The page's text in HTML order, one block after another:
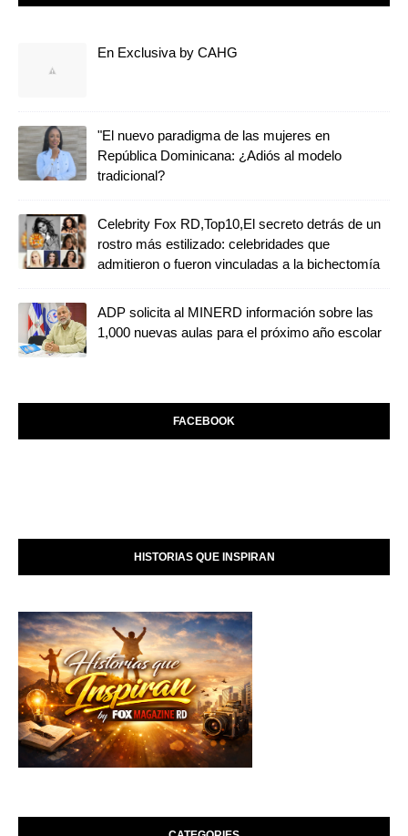
En Exclusiva by CAHG
"El nuevo paradigma de las mujeres en
República Dominicana: ¿Adiós al modelo
tradicional?
Celebrity Fox RD,Top10,El secreto detrás de un
rostro más estilizado: celebridades que
admitieron o fueron vinculadas a la bichectomía
ADP solicita al MINERD información sobre las
1,000 nuevas aulas para el próximo año escolar
FACEBOOK
HISTORIAS QUE INSPIRAN